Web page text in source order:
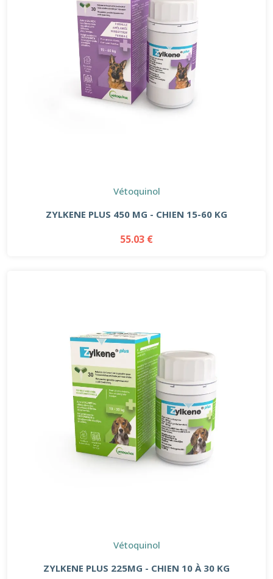
Vétoquinol
ZYLKENE PLUS 450 MG - CHIEN 15-60 KG
55.03 €
Vétoquinol
ZYLKENE PLUS 225MG - CHIEN 10 À 30 KG